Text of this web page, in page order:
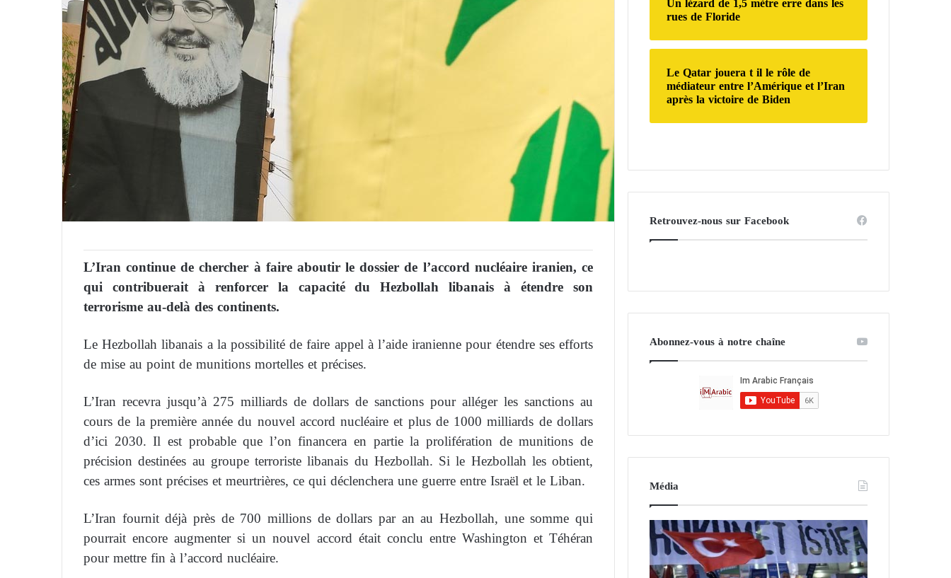
L’Iran continue de chercher à faire aboutir le dossier de l’accord nucléaire iranien, ce
qui contribuerait à renforcer la capacité du Hezbollah libanais à étendre son
terrorisme au-delà des continents.
Le Hezbollah libanais a la possibilité de faire appel à l’aide iranienne pour étendre ses efforts
de mise au point de munitions mortelles et précises.
L’Iran recevra jusqu’à 275 milliards de dollars de sanctions pour alléger les sanctions au
cours de la première année du nouvel accord nucléaire et plus de 1000 milliards de dollars
d’ici 2030. Il est probable que l’on financera en partie la prolifération de munitions de
précision destinées au groupe terroriste libanais du Hezbollah. Si le Hezbollah les obtient,
ces armes sont précises et meurtrières, ce qui déclenchera une guerre entre Israël et le Liban.
L’Iran fournit déjà près de 700 millions de dollars par an au Hezbollah, une somme qui
pourrait encore augmenter si un nouvel accord était conclu entre Washington et Téhéran
pour mettre fin à l’accord nucléaire.
rues de Floride
Le Qatar jouera t il le rôle de
médiateur entre l’Amérique et l’Iran
après la victoire de Biden
Retrouvez-nous sur Facebook
Abonnez-vous à notre chaîne
Média